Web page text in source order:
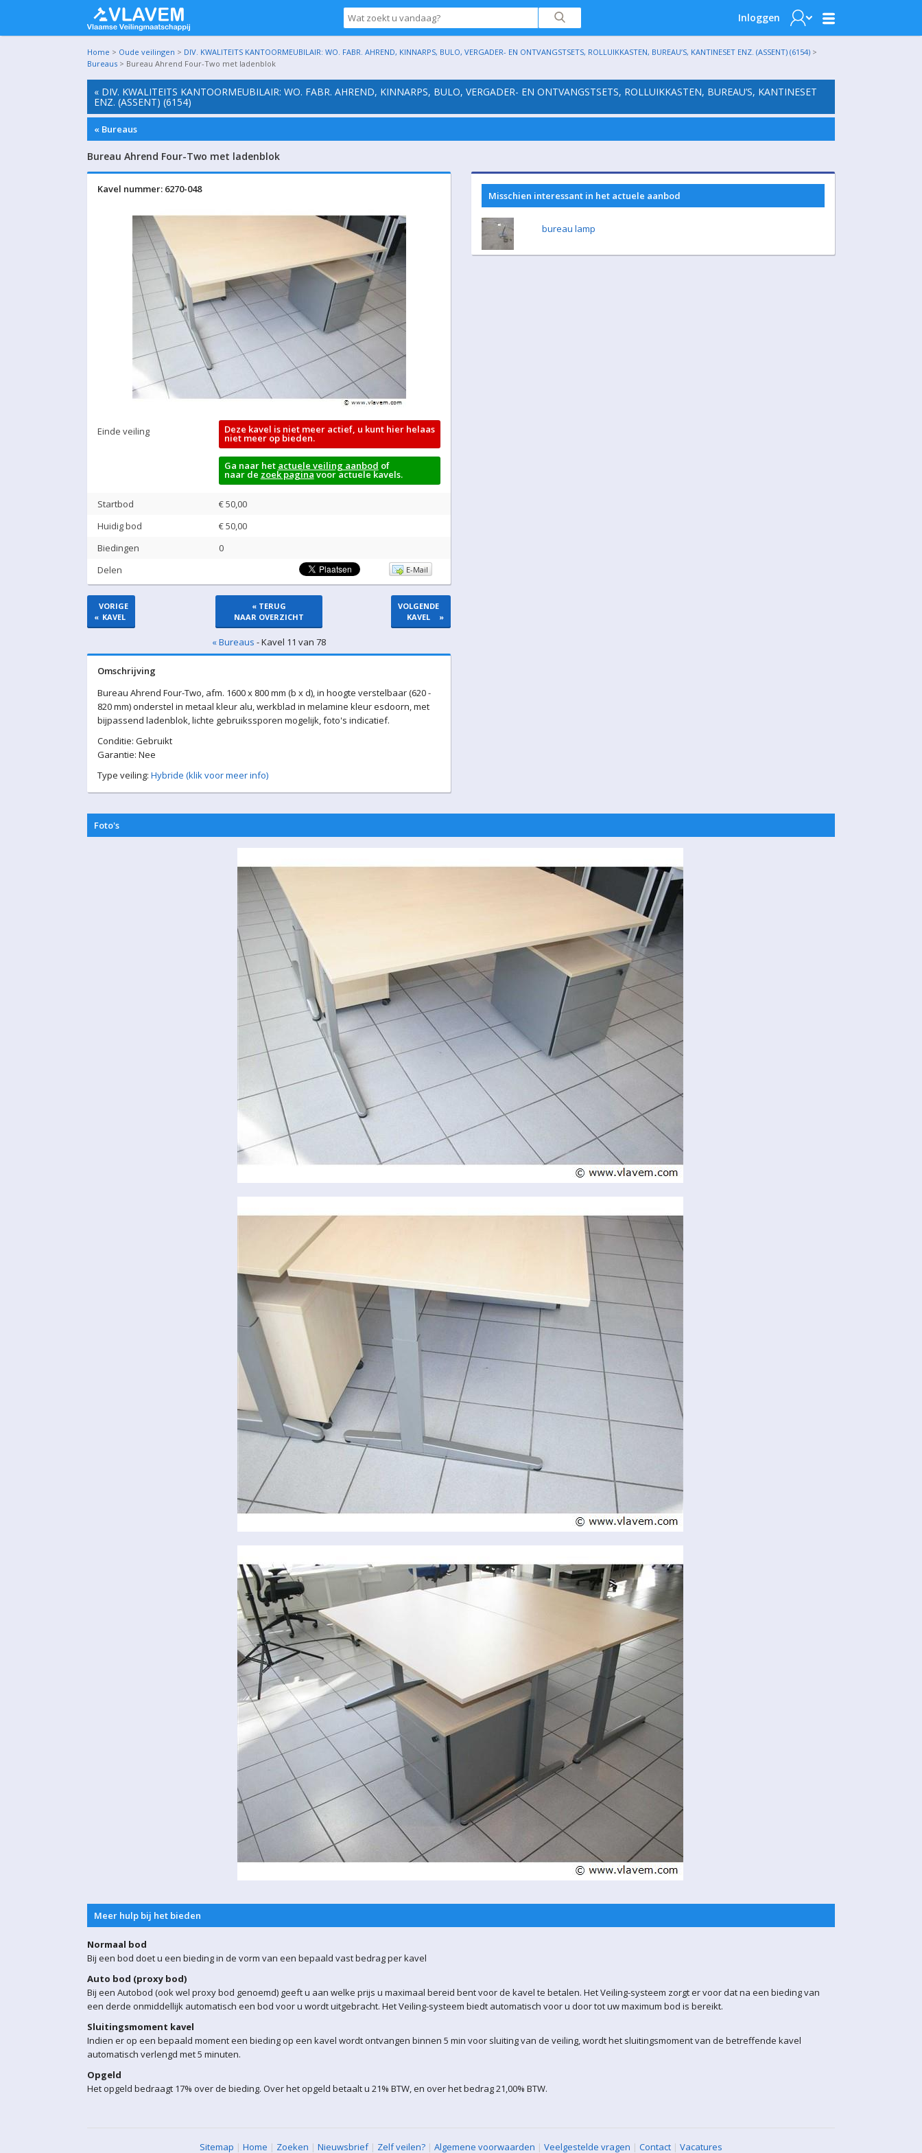
Inloggen
Home > Oude veilingen > DIV. KWALITEITS KANTOORMEUBILAIR: WO. FABR. AHREND, KINNARPS, BULO, VERGADER- EN ONTVANGSTSETS, ROLLUIKKASTEN, BUREAU’S, KANTINESET ENZ. (ASSENT) (6154) >
Bureaus > Bureau Ahrend Four-Two met ladenblok
« DIV. KWALITEITS KANTOORMEUBILAIR: WO. FABR. AHREND, KINNARPS, BULO, VERGADER- EN ONTVANGSTSETS, ROLLUIKKASTEN, BUREAU’S, KANTINESET
ENZ. (ASSENT) (6154)
« Bureaus
Bureau Ahrend Four-Two met ladenblok
Kavel nummer: 6270-048
Einde veiling Deze kavel is niet meer actief, u kunt hier helaas
niet meer op bieden.
Ga naar het actuele veiling aanbod of
naar de zoek paginavoor actuele kavels.
Startbod
€ 50,00
Huidig bod
€50,00
Biedingen
0
Delen
E-Mail
«
VORIGE
KAVEL
« TERUG
NAAR OVERZICHT
VOLGENDE
KAVEL
»
« Bureaus - Kavel 11 van 78
Omschrijving
Bureau Ahrend Four-Two, afm. 1600 x 800 mm (b x d), in hoogte verstelbaar (620 -
820 mm) onderstel in metaal kleur alu, werkblad in melamine kleur esdoorn, met
bijpassend ladenblok, lichte gebruikssporen mogelijk, foto's indicatief.
Conditie: Gebruikt
Garantie: Nee
Type veiling: Hybride (klik voor meer info)
Misschien interessant in het actuele aanbod
bureau lamp
Foto's
Meer hulp bij het bieden
Normaal bod
Bij een bod doet u een bieding in de vorm van een bepaald vast bedrag per kavel
Auto bod (proxy bod)
Bij een Autobod (ook wel proxy bod genoemd) geeft u aan welke prijs u maximaal bereid bent voor de kavel te betalen. Het Veiling-systeem zorgt er voor dat na een bieding van
een derde onmiddellijk automatisch een bod voor u wordt uitgebracht. Het Veiling-systeem biedt automatisch voor u door tot uw maximum bod is bereikt.
Sluitingsmoment kavel
Indien er op een bepaald moment een bieding op een kavel wordt ontvangen binnen 5 min voor sluiting van de veiling, wordt het sluitingsmoment van de betreffende kavel
automatisch verlengd met 5 minuten.
Opgeld
Het opgeld bedraagt 17% over de bieding. Over het opgeld betaalt u 21% BTW, en over het bedrag 21,00% BTW.
Sitemap | Home | Zoeken | Nieuwsbrief| Zelf veilen? | Algemene voorwaarden | Veelgestelde vragen | Contact | Vacatures